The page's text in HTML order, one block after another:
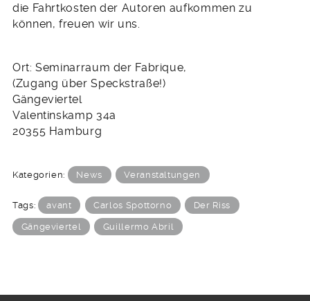
die Fahrtkosten der Autoren aufkommen zu
können, freuen wir uns.
Ort: Seminarraum der Fabrique,
(Zugang über Speckstraße!)
Gängeviertel
Valentinskamp 34a
20355 Hamburg
Kategorien: News Veranstaltungen
Tags: avant Carlos Spottorno Der Riss
Gängeviertel Guillermo Abril